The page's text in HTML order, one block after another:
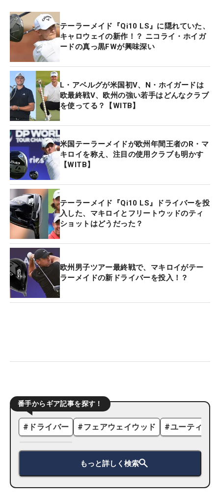
テーラーメイド『Qi10 LS』に隠れていた、
キャロウェイの新作！？ ニコライ・ホイガ
ードの真っ黒FWが興味深い
L・アベルグが米国初V、N・ホイガードは
欧最終戦V、欧州の強い若手はどんなクラブ
を使ってる？【WITB】
米国テーラーメイドが欧州年間王者のR・マ
キロイを称え、注目の使用クラブも明かす
【WITB】
テーラーメイド『Qi10 LS』ドライバーを投
入した、マキロイとフリートウッドのティ
ショットはどうだった？
欧州男子ツアー最終戦で、マキロイがテー
ラーメイドの新ドライバーを投入！？
番手からギア記事を探す！
# ドライバー #フェアウェイウッド #ユーティリ
もっと詳しく検索